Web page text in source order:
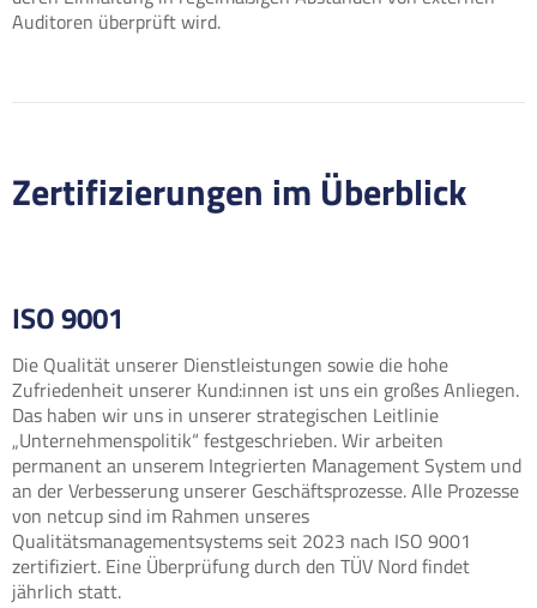
Auditoren überprüft wird.
Zertifizierungen im Überblick
ISO 9001
Die Qualität unserer Dienstleistungen sowie die hohe
Zufriedenheit unserer Kund:innen ist uns ein großes Anliegen.
Das haben wir uns in unserer strategischen Leitlinie
„Unternehmenspolitik“ festgeschrieben. Wir arbeiten
permanent an unserem Integrierten Management System und
an der Verbesserung unserer Geschäftsprozesse. Alle Prozesse
von netcup sind im Rahmen unseres
Qualitätsmanagementsystems seit 2023 nach ISO 9001
zertifiziert. Eine Überprüfung durch den TÜV Nord findet
jährlich statt.